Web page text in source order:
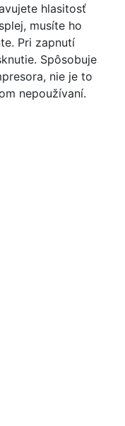
hlasitosť
musíte ho
Pri zapnutí
Spôsobuje
nie je to
nepoužívaní.